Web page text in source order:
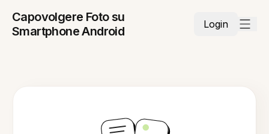
Capovolgere Foto su
Smartphone Android
Login